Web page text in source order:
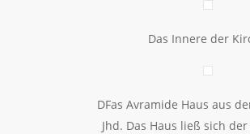
Das Innere der
DFas Avramide Haus aus
Jhd. Das Haus ließ sich